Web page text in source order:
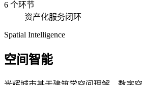
6 个环节
资产化服务闭环
Spatial Intelligence
空间智能